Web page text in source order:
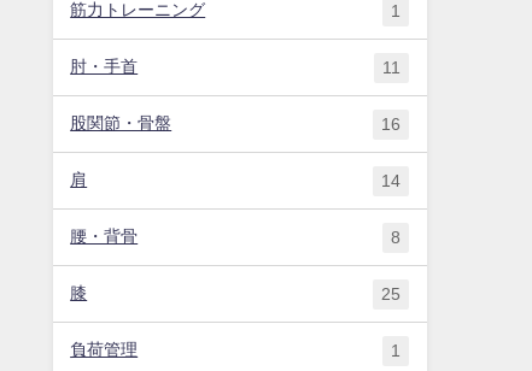
筋力トレーニング 1
肘・手首 11
股関節・骨盤 16
肩 14
腰・背骨 8
膝 25
負荷管理 1